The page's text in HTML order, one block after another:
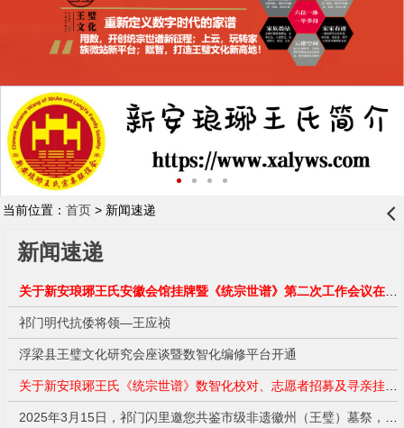
当前位置： 首页> 新闻速递 󰊒
新闻速递
关于新安琅琊王氏安徽会馆挂牌暨《统宗世谱》第二次工作会议在合肥召开的通知
祁门明代抗倭将领—王应祯
浮梁县王璧文化研究会座谈暨数智化编修平台开通
关于新安琅琊王氏《统宗世谱》数智化校对、志愿者招募及寻亲挂接的通告
2025年3月15日，祁门闪里邀您共鉴市级非遗徽州（王璧）墓祭，传承文化，凝聚家族力量！